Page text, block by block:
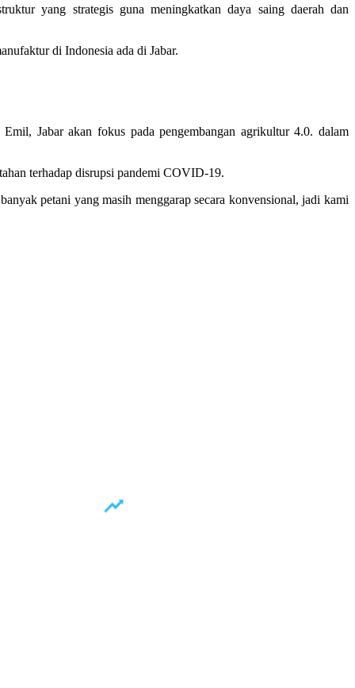
yang strategis guna meningkatkan daya saing daerah dan
di Indonesia ada di Jabar.
Jabar akan fokus pada pengembangan agrikultur 4.0. dalam
terhadap disrupsi pandemi COVID-19.
petani yang masih menggarap secara konvensional, jadi kami